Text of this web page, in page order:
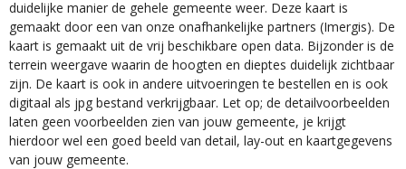
duidelijke manier de gehele gemeente weer. Deze kaart is
gemaakt door een van onze onafhankelijke partners (Imergis). De
kaart is gemaakt uit de vrij beschikbare open data. Bijzonder is de
terrein weergave waarin de hoogten en dieptes duidelijk zichtbaar
zijn. De kaart is ook in andere uitvoeringen te bestellen en is ook
digitaal als jpg bestand verkrijgbaar. Let op; de detailvoorbeelden
laten geen voorbeelden zien van jouw gemeente, je krijgt
hierdoor wel een goed beeld van detail, lay-out en kaartgegevens
van jouw gemeente.